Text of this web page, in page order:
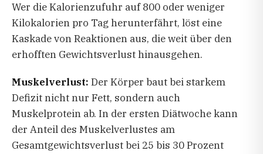
Wer die Kalorienzufuhr auf 800 oder weniger
Kilokalorien pro Tag herunterfährt, löst eine
Kaskade von Reaktionen aus, die weit über den
erhofften Gewichtsverlust hinausgehen.
Muskelverlust: Der Körper baut bei starkem
Defizit nicht nur Fett, sondern auch
Muskelprotein ab. In der ersten Diätwoche kann
der Anteil des Muskelverlustes am
Gesamtgewichtsverlust bei 25 bis 30 Prozent